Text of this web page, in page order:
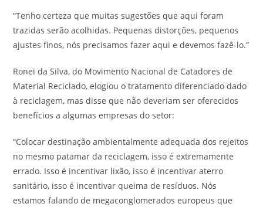
“Tenho certeza que muitas sugestões que aqui foram
trazidas serão acolhidas. Pequenas distorções, pequenos
ajustes finos, nós precisamos fazer aqui e devemos fazê-lo.”
Ronei da Silva, do Movimento Nacional de Catadores de
Material Reciclado, elogiou o tratamento diferenciado dado
à reciclagem, mas disse que não deveriam ser oferecidos
benefícios a algumas empresas do setor:
“Colocar destinação ambientalmente adequada dos rejeitos
no mesmo patamar da reciclagem, isso é extremamente
errado. Isso é incentivar lixão, isso é incentivar aterro
sanitário, isso é incentivar queima de resíduos. Nós
estamos falando de megaconglomerados europeus que